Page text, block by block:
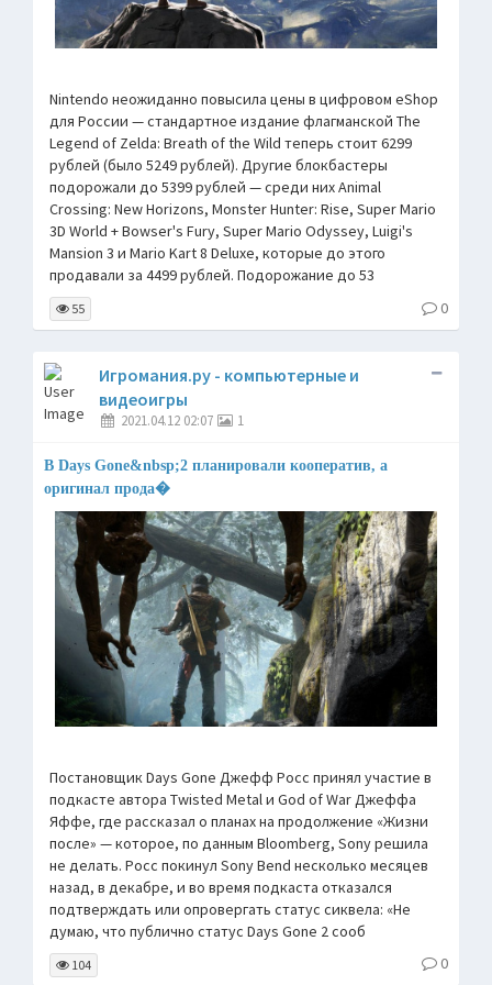
Nintendo неожиданно повысила цены в цифровом eShop
для России — стандартное издание флагманской The
Legend of Zelda: Breath of the Wild теперь стоит 6299
рублей (было 5249 рублей). Другие блокбастеры
подорожали до 5399 рублей — среди них Animal
Crossing: New Horizons, Monster Hunter: Rise, Super Mario
3D World + Bowser's Fury, Super Mario Odyssey, Luigi's
Mansion 3 и Mario Kart 8 Deluxe, которые до этого
продавали за 4499 рублей. Подорожание до 53
55 0
Игромания.ру - компьютерные и
видеоигры
2021.04.12 02:07 1
В Days Gone&nbsp;2 планировали кооператив, а
оригинал прода�
Постановщик Days Gone Джефф Росс принял участие в
подкасте автора Twisted Metal и God of War Джеффа
Яффе, где рассказал о планах на продолжение «Жизни
после» — которое, по данным Bloomberg, Sony решила
не делать. Росс покинул Sony Bend несколько месяцев
назад, в декабре, и во время подкаста отказался
подтверждать или опровергать статус сиквела: «Не
думаю, что публично статус Days Gone 2 сооб
104 0